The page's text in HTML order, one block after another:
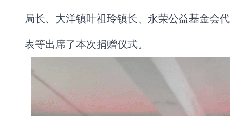
局长、大洋镇叶祖玲镇长、永荣公益基金会
表等出席了本次捐赠仪式。